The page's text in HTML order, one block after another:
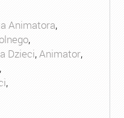
Animatora,
,
Dzieci,Animator,
,